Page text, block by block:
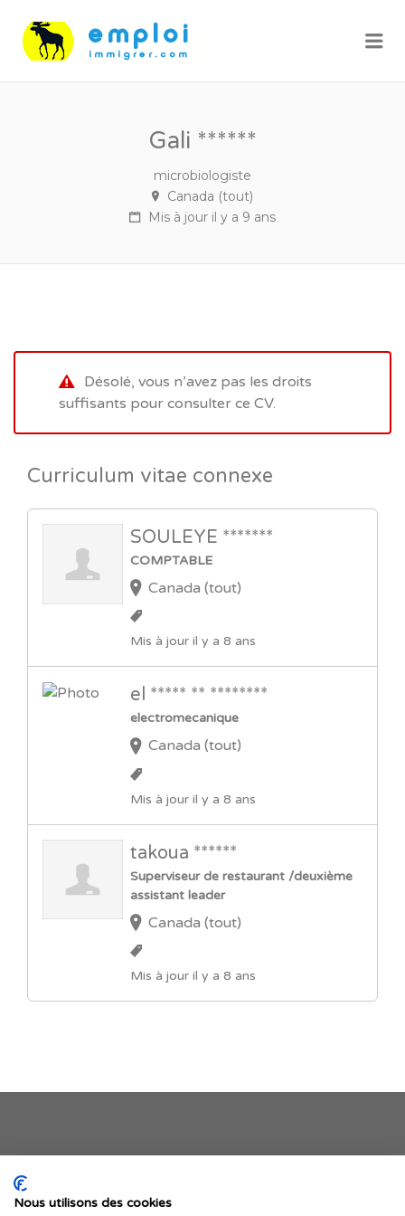
Gali ******
microbiologiste
Canada (tout)
Mis à jour il y a 9 ans
Désolé, vous n’avez pas les droits
suffisants pour consulter ce CV.
Curriculum vitae connexe
SOULEYE *******
COMPTABLE
Canada (tout)
Mis à jour il y a 8 ans
el ***** ** ********
electromecanique
Canada (tout)
Mis à jour il y a 8 ans
takoua ******
Superviseur de restaurant /deuxième
assistant leader
Canada (tout)
Mis à jour il y a 8 ans
Je publie mon offre
Nous utilisons des cookies